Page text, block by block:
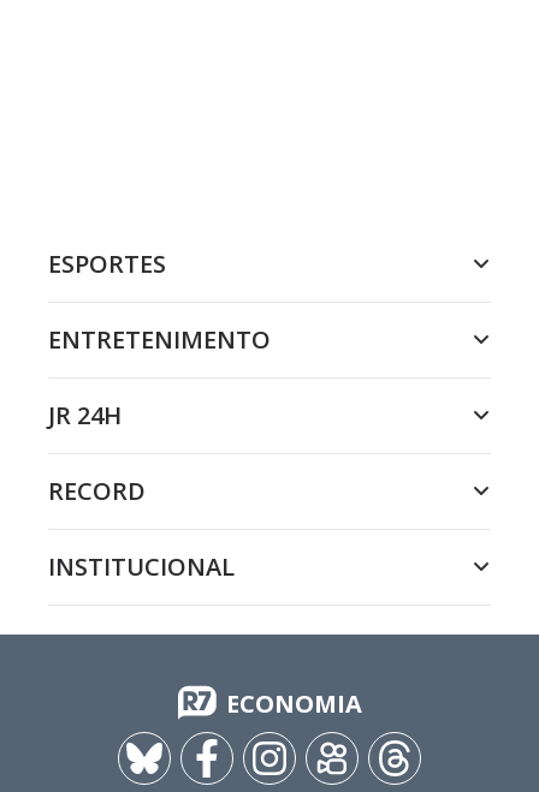
ESPORTES
ENTRETENIMENTO
JR 24H
RECORD
INSTITUCIONAL
ECONOMIA